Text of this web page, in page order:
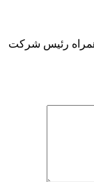
همراه رئیس شرکت